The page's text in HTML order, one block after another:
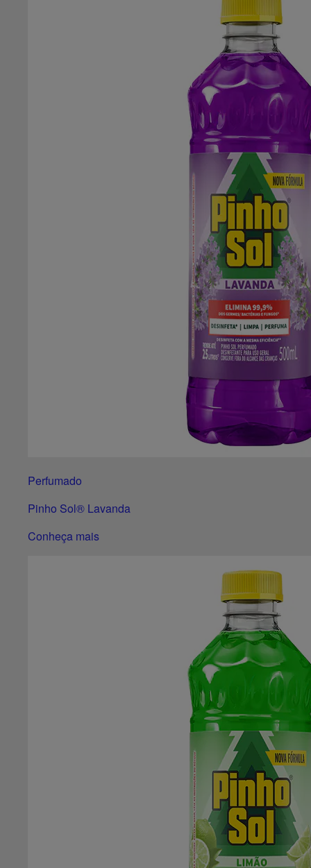
Perfumado
Pinho Sol® Lavanda
Conheça mais